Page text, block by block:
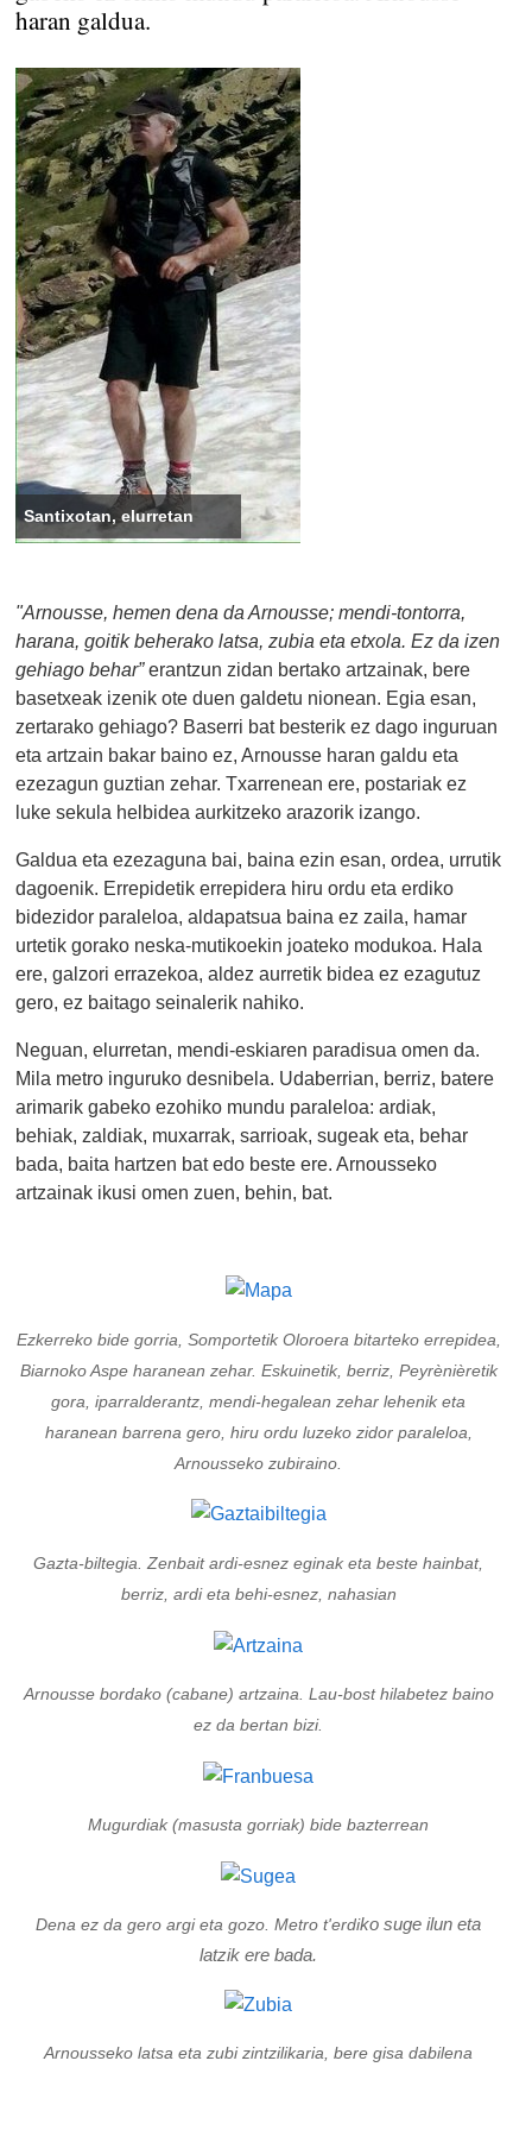
haran galdua.
Santixotan, elurretan
"Arnousse, hemen dena da Arnousse; mendi-tontorra,
harana, goitik beherako latsa, zubia eta etxola. Ez da izen
gehiago behar”erantzun zidan bertako artzainak, bere
basetxeak izenik ote duen galdetu nionean. Egia esan,
zertarako gehiago? Baserri bat besterik ez dago inguruan
eta artzain bakar baino ez, Arnousse haran galdu eta
ezezagun guztian zehar. Txarrenean ere, postariak ez
luke sekula helbidea aurkitzeko arazorik izango.
Galdua eta ezezaguna bai, baina ezin esan, ordea, urrutik
dagoenik. Errepidetik errepidera hiru ordu eta erdiko
bidezidor paraleloa, aldapatsua baina ez zaila, hamar
urtetik gorako neska-mutikoekin joateko modukoa. Hala
ere, galzori errazekoa, aldez aurretik bidea ez ezagutuz
gero, ez baitago seinalerik nahiko.
Neguan, elurretan, mendi-eskiaren paradisua omen da.
Mila metro inguruko desnibela. Udaberrian, berriz, batere
arimarik gabeko ezohiko mundu paraleloa: ardiak,
behiak, zaldiak, muxarrak, sarrioak, sugeak eta, behar
bada, baita hartzen bat edo beste ere. Arnousseko
artzainak ikusi omen zuen, behin, bat.
Ezkerreko bide gorria, Somportetik Oloroera bitarteko errepidea,
Biarnoko Aspe haranean zehar. Eskuinetik, berriz, Peyrènièretik
gora, iparralderantz, mendi-hegalean zehar lehenik eta
haranean barrena gero, hiru ordu luzeko zidor paraleloa,
Arnousseko zubiraino.
Gazta-biltegia. Zenbait ardi-esnez eginak eta beste hainbat,
berriz, ardi eta behi-esnez, nahasian
Arnousse bordako (cabane) artzaina. Lau-bost hilabetez baino
ez da bertan bizi.
Mugurdiak (masusta gorriak) bide bazterrean
Dena ez da gero argi eta gozo. Metro t'erdiko suge ilun eta
latzik ere bada.
Arnousseko latsa eta zubi zintzilikaria, bere gisa dabilena